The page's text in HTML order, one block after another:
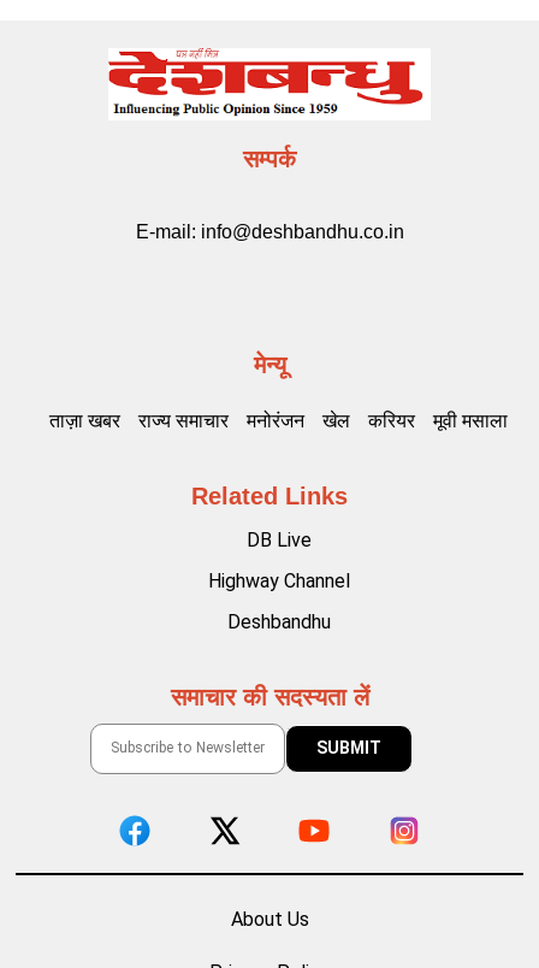
सम्पर्क
E-mail: info@deshbandhu.co.in
मेन्यू
ताज़ा खबर राज्य समाचार मनोरंजन खेल करियर मूवी मसाला
Related Links
DB Live
Highway Channel
Deshbandhu
समाचार की सदस्यता लें
About Us